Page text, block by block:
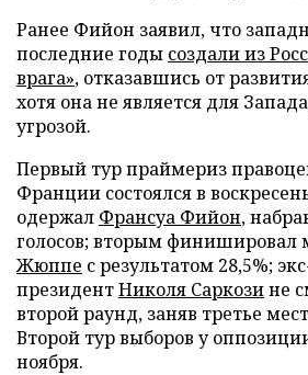
Ранее Фийон заявил, что
последние годы создали из
врага», отказавшись от
хотя она не является для
угрозой.
Первый тур праймериз
Франции состоялся в
одержал Франсуа Фийон,
голосов; вторым финишировал
Жюппе с результатом 28,5%;
президентНиколя Саркозине
второй раунд, заняв третье
Второй тур выборов у
ноября.